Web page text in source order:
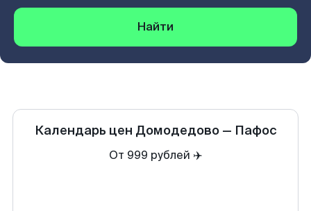
Найти
Календарь цен Домодедово— Пафос
От 999 рублей ✈️